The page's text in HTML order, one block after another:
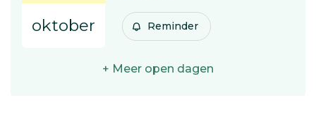
oktober Reminder
+ Meer open dagen